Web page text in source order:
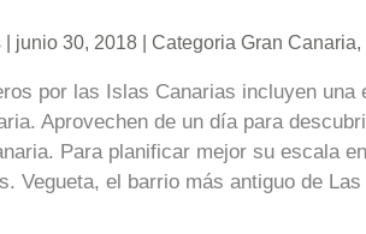
junio 30, 2018 | Categoria Gran Canaria,
por las Islas Canarias incluyen una
Aprovechen de un día para
Para planificar mejor su escala
Vegueta, el barrio más antiguo de